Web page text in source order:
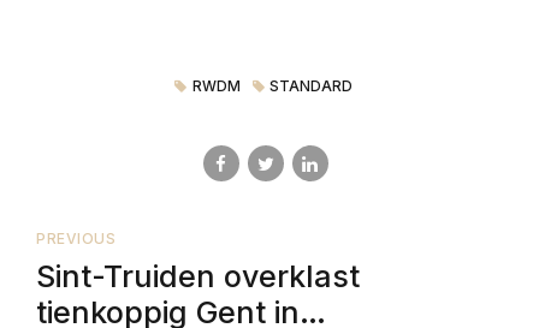
RWDM STANDARD
PREVIOUS
Sint-Truiden overklast
tienkoppig Gent in